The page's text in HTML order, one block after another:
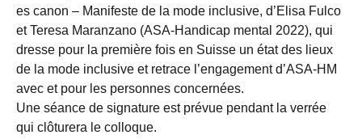
es canon – Manifeste de la mode inclusive, d’Elisa Fulco
et Teresa Maranzano (ASA-Handicap mental 2022), qui
dresse pour la première fois en Suisse un état des lieux
de la mode inclusive et retrace l’engagement d’ASA-HM
avec et pour les personnes concernées.
Une séance de signature est prévue pendant la verrée
qui clôturera le colloque.